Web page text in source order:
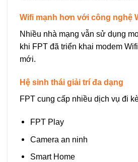
Wifi mạnh hơn với công nghệ
Nhiều nhà mạng vẫn sử dụng
khi FPT đã triển khai modem
mới.
Hệ sinh thái giải trí đa dạng
FPT cung cấp nhiều dịch vụ đi
FPT Play
Camera an ninh
Smart Home